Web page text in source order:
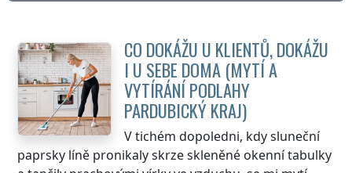
CO DOKÁŽU U KLIENTŮ, DOKÁŽU
I U SEBE DOMA (MYTÍ A
VYTÍRÁNÍ PODLAHY
PARDUBICKÝ KRAJ)
V tichém dopoledni, kdy sluneční
paprsky líně pronikaly skrze skleněné okenní tabulky